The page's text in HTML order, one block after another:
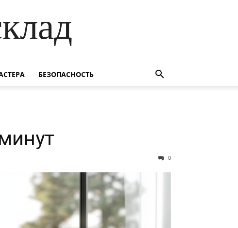
БЕЗОПАСНОСТЬ
0